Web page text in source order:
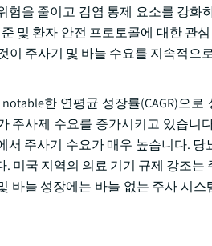
험을 줄이고 감염 통제 요소를 강
및 환자 안전 프로토콜에 대한 관
이 주사기 및 바늘 수요를 지속적으
한 연평균 성장률(CAGR)으
주사제 수요를 증가시키고 있습
서 주사기 수요가 매우 높습니다.
미국 지역의 의료 기기 규제 강조
바늘 성장에는 바늘 없는 주사 시